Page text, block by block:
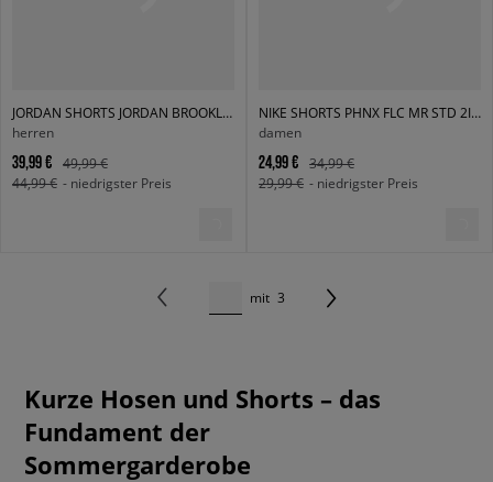
JORDAN SHORTS JORDAN BROOKLYN FLEECE
herren
39,99 €
49,99 €
44,99 € - niedrigster Preis
NIKE SHORTS PHNX FLC MR STD 2IN SHRT W NSW
damen
24,99 €
34,99 €
29,99 € - niedrigster Preis
mit 3
Kurze Hosen und Shorts – das
Fundament der
Sommergarderobe